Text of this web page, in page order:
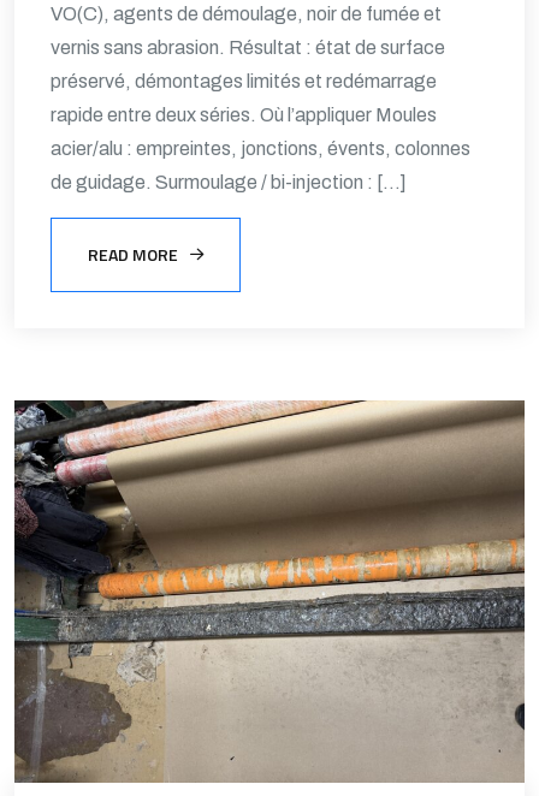
VO(C), agents de démoulage, noir de fumée et
vernis sans abrasion. Résultat : état de surface
préservé, démontages limités et redémarrage
rapide entre deux séries. Où l’appliquer Moules
acier/alu : empreintes, jonctions, évents, colonnes
de guidage. Surmoulage / bi-injection : […]
READ MORE